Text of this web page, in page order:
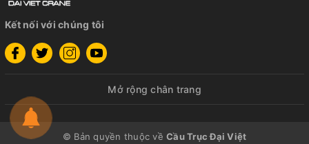
Kết nối với chúng tôi
Mở rộng chân trang
© Bản quyền thuộc về Cầu Trục Đại Việt